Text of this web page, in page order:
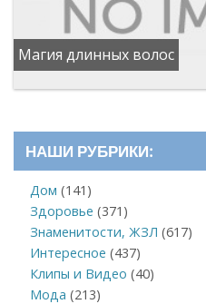
Магия длинных волос
НАШИ РУБРИКИ:
Дом (141)
Здоровье (371)
Знаменитости, ЖЗЛ (617)
Интересное (437)
Клипы и Видео (40)
Мода (213)